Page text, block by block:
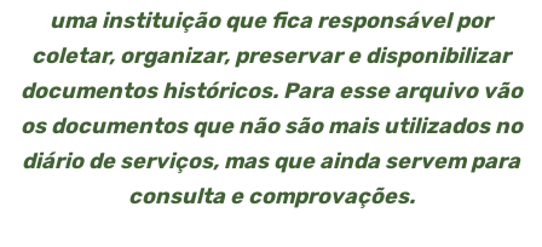
uma instituição que fica responsável por
coletar, organizar, preservar e disponibilizar
documentos históricos. Para esse arquivo vão
os documentos que não são mais utilizados no
diário de serviços, mas que ainda servem para
consulta e comprovações.